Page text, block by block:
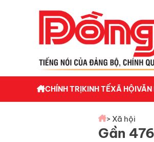
CHÍNH TRỊKINH TẾXÃ HỘIVĂN
> Xã hội
Gần